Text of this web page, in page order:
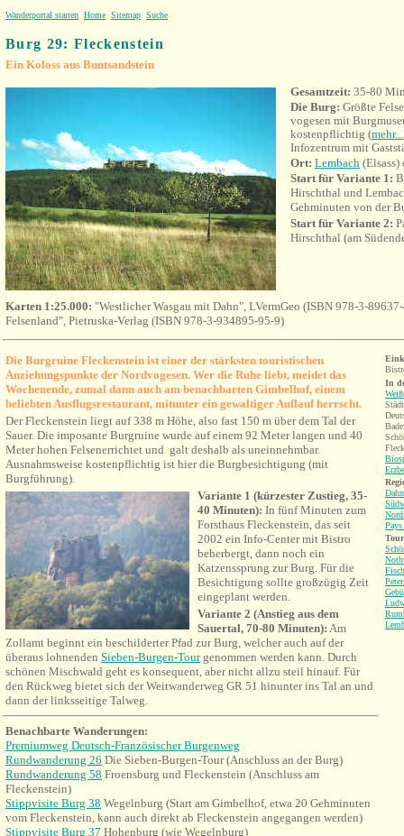
Wanderportal starten Home Sitemap Suche
Burg 29: Fleckenstein
Ein Koloss aus Buntsandstein
Gesamtzeit: 35-80
Die Burg: Größte
vogesen mit
kostenpflichtig (mehr...
Infozentrum mit
Ort: Lembach
Start für Variante 1:
Hirschthal und
Gehminuten von der
Start für Variante 2:
Hirschthal (am
Karten 1:25.000: "Westlicher Wasgau mit Dahn", LVermGeo (ISBN 978-3-
Felsenland", Pietruska-Verlag (ISBN 978-3-934895-95-9)
Die Burgruine Fleckenstein ist einer der stärksten touristischen
Anziehungspunkte der Nordvogesen. Wer die Ruhe liebt, meidet das
Wochenende, zumal dann auch am benachbarten Gimbelhof, einem
beliebten Ausflugsrestaurant, mitunter ein gewaltiger Auflauf herrscht.
Der Fleckenstein liegt auf 338 m Höhe, also fast 150 m über dem Tal der
Sauer. Die imposante Burgruine wurde auf einem 92 Meter langen und 40
Meter hohen Felsenerrichtet und galt deshalb als uneinnehmbar.
Ausnahmsweise kostenpflichtig ist hier die Burgbesichtigung (mit
Burgführung).
Variante 1 (kürzester Zustieg, 35-
40 Minuten): In fünf Minuten zum
Forsthaus Fleckenstein, das seit
2002 ein Info-Center mit Bistro
beherbergt, dann noch ein
Katzenssprung zur Burg. Für die
Besichtigung sollte großzügig Zeit
eingeplant werden.
Variante 2 (Anstieg aus dem
Sauertal, 70-80 Minuten): Am
Zollamt beginnt ein beschilderter Pfad zur Burg, welcher auch auf der
überaus lohnenden Sieben-Burgen-Tourgenommen werden kann. Durch
schönen Mischwald geht es konsequent, aber nicht allzu steil hinauf. Für
den Rückweg bietet sich der Weitwanderweg GR 51 hinunter ins Tal an und
dann der linksseitige Talweg.
Benachbarte Wanderungen:
Premiumweg Deutsch-Französischer Burgenweg
Rundwanderung 26 Die Sieben-Burgen-Tour (Anschluss an der Burg)
Rundwanderung 58 Froensburg und Fleckenstein (Anschluss am
Fleckenstein)
Stippvisite Burg 38 Wegelnburg (Start am Gimbelhof, etwa 20 Gehminuten
vom Fleckenstein, kann auch direkt ab Fleckenstein angegangen werden)
Stippvisite Burg 37 Hohenburg (wie Wegelnburg)
In
Nord